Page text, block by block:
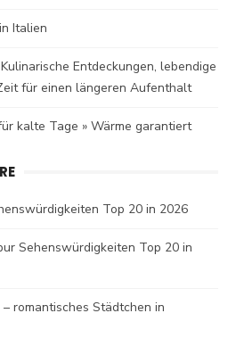
Italien
Entdeckungen, lebendige
für einen längeren Aufenthalt
kalte Tage » Wärme garantiert
Top 20 in 2026
Sehenswürdigkeiten Top 20 in
romantisches Städtchen in